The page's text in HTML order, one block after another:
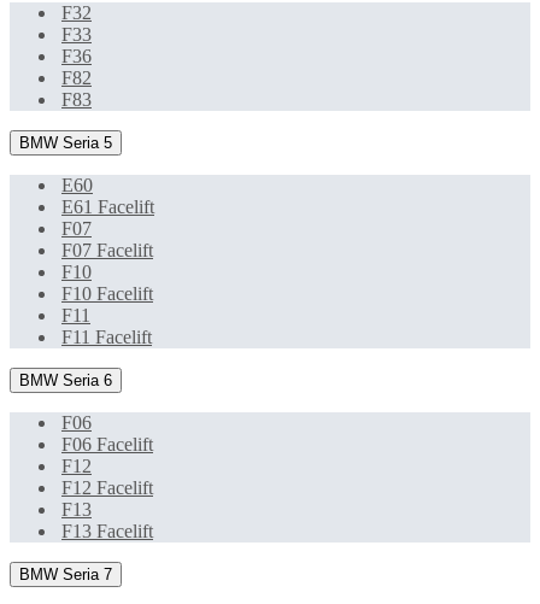
F32
F33
F36
F82
F83
BMW Seria 5
E60
E61 Facelift
F07
F07 Facelift
F10
F10 Facelift
F11
F11 Facelift
BMW Seria 6
F06
F06 Facelift
F12
F12 Facelift
F13
F13 Facelift
BMW Seria 7